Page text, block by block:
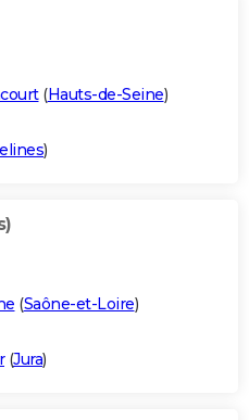
(Hauts-de-Seine)
)
(Saône-et-Loire)
(Jura)